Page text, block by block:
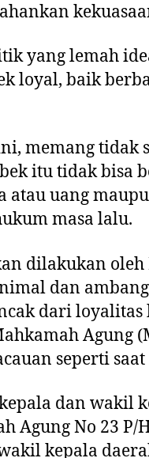
yang lemah
loyal, baik
memang tidak
itu tidak bisa
atau uang
masa lalu.
dilakukan oleh
dan
dari loyalitas
Agung
seperti
dan wakil
Agung No 23 P/
kepala